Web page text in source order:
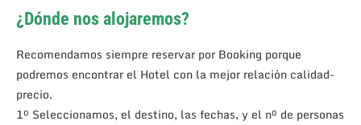
¿Dónde nos alojaremos?
Recomendamos siempre reservar por Booking porque
podremos encontrar el Hotel con la mejor relación calidad-
precio.
1º Seleccionamos, el destino, las fechas, y el nº de personas